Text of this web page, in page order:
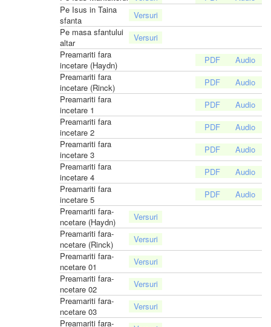
Pe Isus in Taina
sfanta
Pe masa sfantului
altar
Preamariti fara
incetare (Haydn)
Preamariti fara
incetare (Rinck)
Preamariti fara
incetare 1
Preamariti fara
incetare 2
Preamariti fara
incetare 3
Preamariti fara
incetare 4
Preamariti fara
incetare 5
Preamariti fara-
ncetare (Haydn)
Preamariti fara-
ncetare (Rinck)
Preamariti fara-
ncetare 01
Preamariti fara-
ncetare 02
Preamariti fara-
ncetare 03
Preamariti fara-